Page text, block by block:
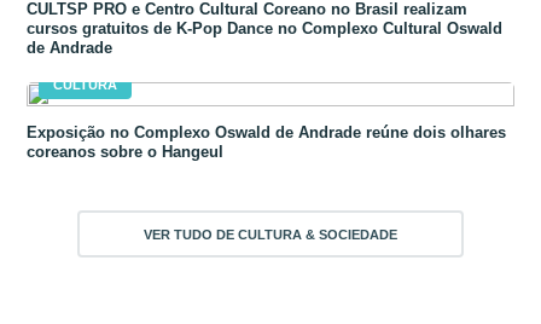
CULTSP PRO e Centro Cultural Coreano no Brasil realizam
cursos gratuitos de K-Pop Dance no Complexo Cultural Oswald
de Andrade
CULTURA
Exposição no Complexo Oswald de Andrade reúne dois olhares
coreanos sobre o Hangeul
VER TUDO DE CULTURA & SOCIEDADE